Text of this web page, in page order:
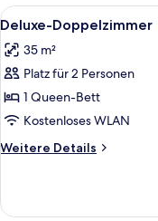
Queen-
Alle
Fotos
für
Deluxe-
Doppelzimmer
anzeigen
1
Deluxe-Doppelzimmer
35 m²
Platz für 2 Personen
1 Queen-Bett
Kostenloses WLAN
Weitere Details
Weitere
Doppelzimmer